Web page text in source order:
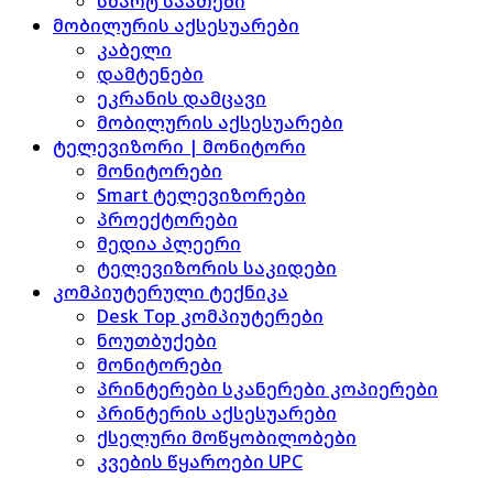
მობილურის აქსესუარები
კაბელი
დამტენები
ეკრანის დამცავი
მობილურის აქსესუარები
ტელევიზორი | მონიტორი
მონიტორები
Smart ტელევიზორები
პროექტორები
მედია პლეერი
ტელევიზორის საკიდები
კომპიუტერული ტექნიკა
Desk Top კომპიუტერები
ნოუთბუქები
მონიტორები
პრინტერები სკანერები კოპიერები
პრინტერის აქსესუარები
ქსელური მოწყობილობები
კვების წყაროები UPC